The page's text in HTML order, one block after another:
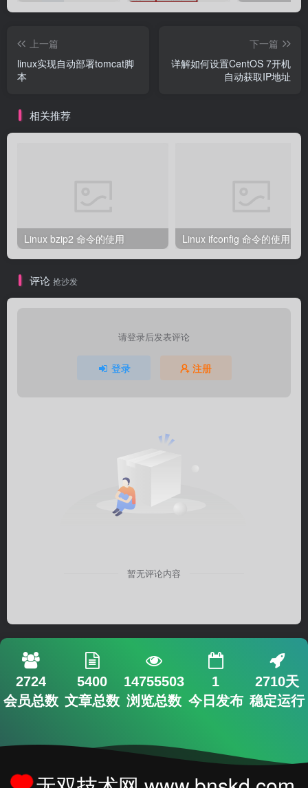
上一篇
linux实现自动部署tomcat脚
本
下一篇
详解如何设置CentOS 7开机
自动获取IP地址
相关推荐
Linux bzip2 命令的使用 Linux ifconfig 命令的使用
评论 抢沙发
请登录后发表评论
登录 注册
暂无评论内容
2724
会员总数
5400
文章总数
14755503
浏览总数
1
今日发布
2710天
稳定运行